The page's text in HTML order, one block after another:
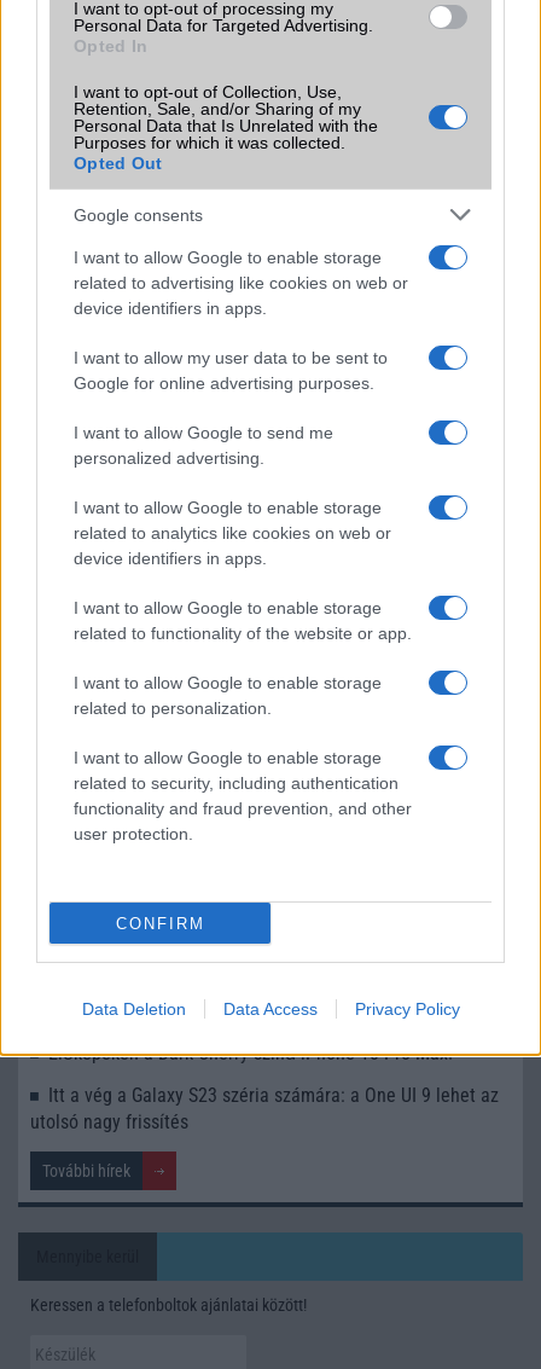
I want to opt-out of processing my
Personal Data for Targeted Advertising.
Opted In
I want to opt-out of Collection, Use,
Retention, Sale, and/or Sharing of my
Personal Data that Is Unrelated with the
Purposes for which it was collected.
Opted Out
Google consents
I want to allow Google to enable storage
related to advertising like cookies on web or
device identifiers in apps.
I want to allow my user data to be sent to
Google for online advertising purposes.
I want to allow Google to send me
personalized advertising.
I want to allow Google to enable storage
related to analytics like cookies on web or
device identifiers in apps.
I want to allow Google to enable storage
related to functionality of the website or app.
I want to allow Google to enable storage
related to personalization.
I want to allow Google to enable storage
related to security, including authentication
functionality and fraud prevention, and other
user protection.
CONFIRM
Data Deletion Data Access Privacy Policy
KAPCSOLÓDÓ HÍREK
Pengevékony lett a Huawei Ascend P6
A nagy kijelző-összecsapás
Összetört a Samsung Galaxy Note 3
Itt az LG G Pro Lite: 5.5 col, ceruza, sztereó hangszóró
További hírek
LEGOLVASOTTABBAK
Számos népszerű Samsung Galaxy készülék kimarad a One
UI 9 frissítésből – itt a lista az érintett modellekről
Apple az új csúcsmobilokról
Az Android rejtett automatizmusai: hat funkció, amely
észrevétlenül könnyíti meg a mindennapokat
mobilhasználatot – sokan mégsem tudnak róla
Nem biztos, hogy érdemes kivárni az iPhone 18 Prot
kamerás funkcióját
Élőképeken a Dark Cherry színű iPhone 18 Pro Max!
Itt a vég a Galaxy S23 széria számára: a One UI 9 lehet az
utolsó nagy frissítés
További hírek
Keressen a telefonboltok ajánlatai között!